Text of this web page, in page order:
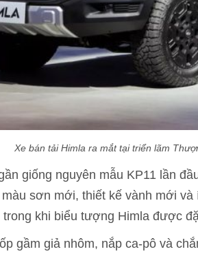
Xe bán tải Himla ra mắt tại triển lãm
giống nguyên mẫu KP11 lần
sơn mới, thiết kế vành mới
khi biểu tượng Himla được
gầm giả nhôm, nắp ca-pô và